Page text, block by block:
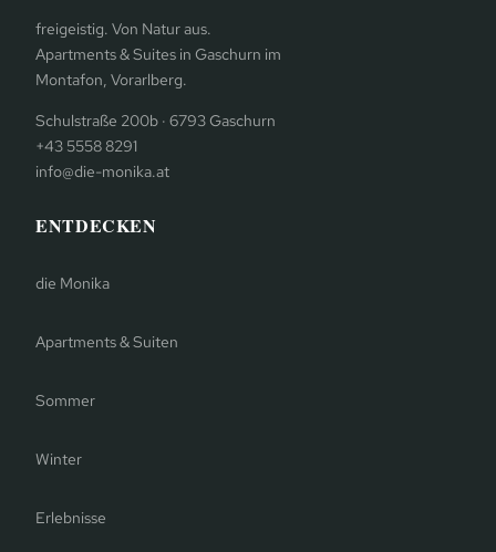
freigeistig. Von Natur aus.
Apartments & Suites in Gaschurn im
Montafon, Vorarlberg.
Schulstraße 200b · 6793 Gaschurn
+43 5558 8291
info@die-monika.at
ENTDECKEN
die Monika
Apartments & Suiten
Sommer
Winter
Erlebnisse